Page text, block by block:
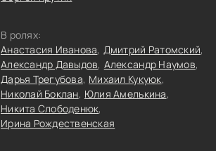
В ролях:
Анастасия Иванова Дмитрий Ратомский
Александр Давыдов Александр Наумов
Дарья Трегубова Михаил Кукуюк
Николай Боклан Юлия Амелькина
Никита Слободенюк
Ирина Рождественская